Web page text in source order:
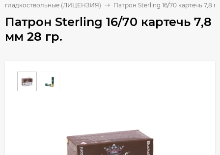
гладкоствольные (ЛИЦЕНЗИЯ) Патрон Sterling 16/70 картечь 7,8
Патрон Sterling 16/70 картечь 7,8
мм 28 гр.